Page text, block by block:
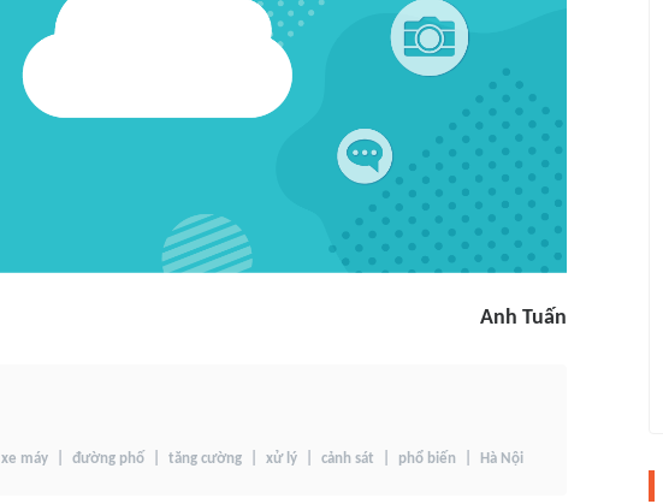
Anh Tuấn
xe máy đường phố tăng cường xử lý cảnh sát phổ biến Hà Nội